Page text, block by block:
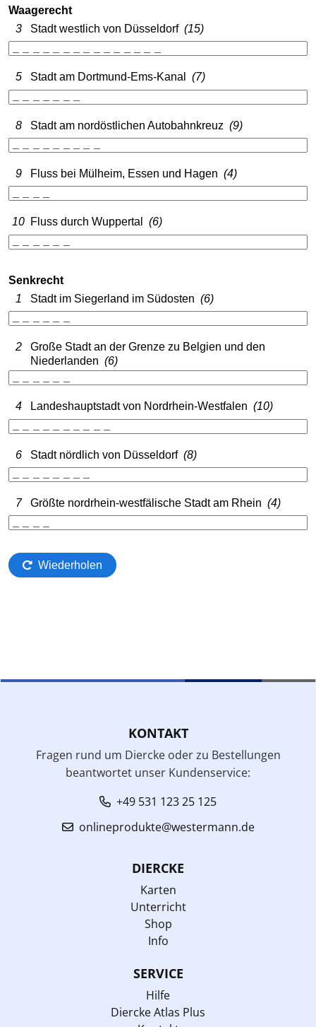
KONTAKT
Fragen rund um Diercke oder zu Bestellungen
beantwortet unser Kundenservice:
+49 531 123 25 125
onlineprodukte@westermann.de
DIERCKE
Karten
Unterricht
Shop
Info
SERVICE
Hilfe
Diercke Atlas Plus